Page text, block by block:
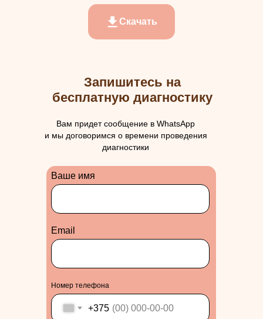
Скачать
Запишитесь на
бесплатную диагностику
Вам придет сообщение в WhatsApp
и мы договоримся о времени проведения
диагностики
Ваше имя
Еmail
Номер телефона
+375